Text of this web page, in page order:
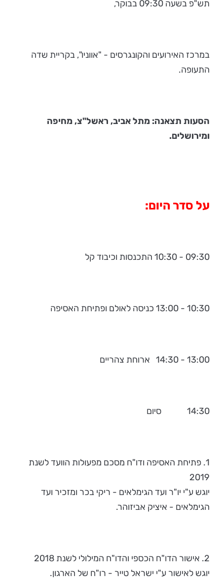
תש"פ בשעה 09:30 בבוקר,
במרכז האירועים והקונגרסים - "אווניו", בקריית שדה
התעופה.
הסעות תצאנה: מתל אביב, ראשל"צ, מחיפה
ומירושלים.
על סדר היום:
09:30 - 10:30 התכנסות וכיבוד קל
10:30 - 13:00 כניסה לאולם ופתיחת האסיפה
13:00 - 14:30 ארוחת צהריים
14:30 סיום
1. פתיחת האסיפה ודו"ח מסכם מפעולות הוועד לשנת
2019
יוגש ע"י יו"ר ועד הגימלאים - ריקי בכר ומזכיר ועד
הגימלאים - איציק אביזוהר.
2. אישור הדו"ח הכספי והדו"ח המילולי לשנת 2018
יוגש לאישור ע"י ישראל טייר - רו"ח של הארגון.